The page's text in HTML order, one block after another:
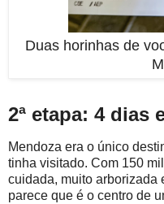
Duas horinhas de
2ª etapa: 4 dias
Mendoza era o único
tinha visitado. Com 150
cuidada, muito
parece que é o centro de